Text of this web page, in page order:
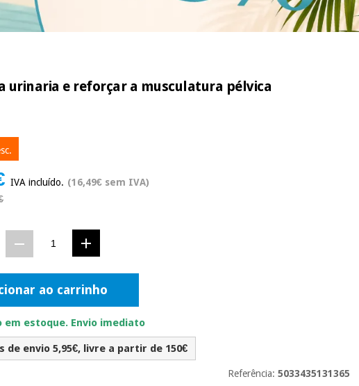
urinaria e reforçar a musculatura pélvica
IVA incluído. (16,49€ sem IVA)
ao carrinho
em estoque. Envio imediato
de envio 5,95€, livre a partir de 150€
Referência: 5033435131365